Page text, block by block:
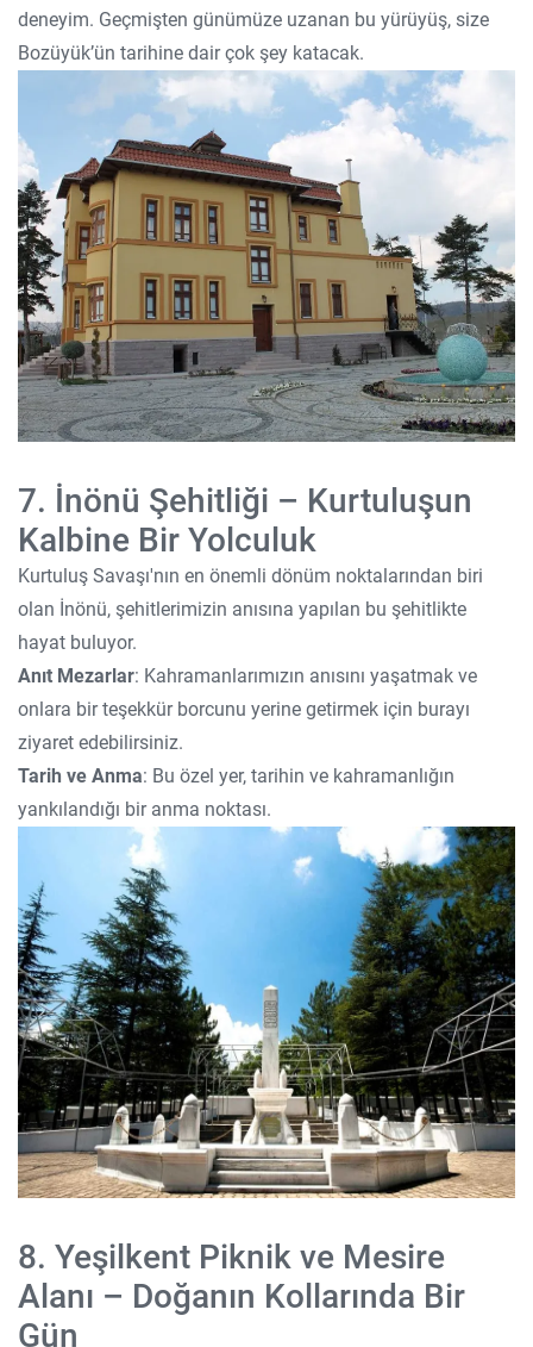
deneyim. Geçmişten günümüze uzanan bu yürüyüş, size
Bozüyük’ün tarihine dair çok şey katacak.
7. İnönü Şehitliği – Kurtuluşun
Kalbine Bir Yolculuk
Kurtuluş Savaşı'nın en önemli dönüm noktalarından biri
olan İnönü, şehitlerimizin anısına yapılan bu şehitlikte
hayat buluyor.
Anıt Mezarlar: Kahramanlarımızın anısını yaşatmak ve
onlara bir teşekkür borcunu yerine getirmek için burayı
ziyaret edebilirsiniz.
Tarih ve Anma: Bu özel yer, tarihin ve kahramanlığın
yankılandığı bir anma noktası.
8. Yeşilkent Piknik ve Mesire
Alanı – Doğanın Kollarında Bir
Gün